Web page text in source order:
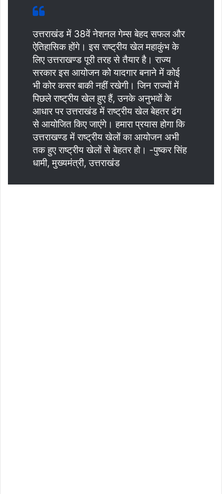
उत्तराखंड में 38वें नेशनल गेम्स बेहद सफल और
ऐतिहासिक होंगे। इस राष्ट्रीय खेल महाकुंभ के
लिए उत्तराखण्ड पूरी तरह से तैयार है। राज्य
सरकार इस आयोजन को यादगार बनाने में कोई
भी कोर कसर बाकी नहीं रखेगी। जिन राज्यों में
पिछले राष्ट्रीय खेल हुए हैं, उनके अनुभवों के
आधार पर उत्तराखंड में राष्ट्रीय खेल बेहतर ढंग
से आयोजित किए जाएंगे। हमारा प्रयास होगा कि
उत्तराखण्ड में राष्ट्रीय खेलों का आयोजन अभी
तक हुए राष्ट्रीय खेलों से बेहतर हो। -पुष्कर सिंह
धामी, मुख्यमंत्री, उत्तराखंड